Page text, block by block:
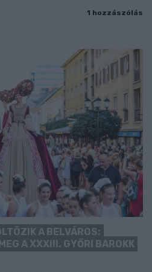
1 hozzászólás
A BELVÁROS:
A XXXIII. GYŐRI BAROKK